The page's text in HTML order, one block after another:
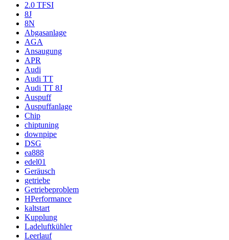
2.0 TFSI
8J
8N
Abgasanlage
AGA
Ansaugung
APR
Audi
Audi TT
Audi TT 8J
Auspuff
Auspuffanlage
Chip
chiptuning
downpipe
DSG
ea888
edel01
Geräusch
getriebe
Getriebeproblem
HPerformance
kaltstart
Kupplung
Ladeluftkühler
Leerlauf